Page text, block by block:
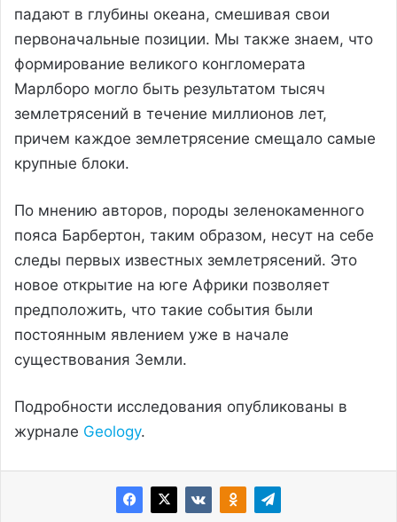
падают в глубины океана, смешивая свои
первоначальные позиции. Мы также знаем, что
формирование великого конгломерата
Марлборо могло быть результатом тысяч
землетрясений в течение миллионов лет,
причем каждое землетрясение смещало самые
крупные блоки.
По мнению авторов, породы зеленокаменного
пояса Барбертон, таким образом, несут на себе
следы первых известных землетрясений. Это
новое открытие на юге Африки позволяет
предположить, что такие события были
постоянным явлением уже в начале
существования Земли.
Подробности исследования опубликованы в
журнале Geology.